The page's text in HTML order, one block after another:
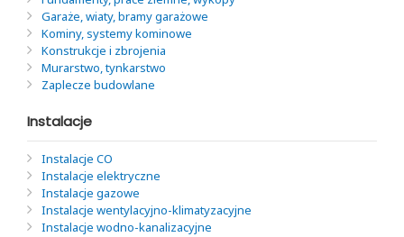
Garaże, wiaty, bramy garażowe
Kominy, systemy kominowe
Konstrukcje i zbrojenia
Murarstwo, tynkarstwo
Zaplecze budowlane
Instalacje
Instalacje CO
Instalacje elektryczne
Instalacje gazowe
Instalacje wentylacyjno-klimatyzacyjne
Instalacje wodno-kanalizacyjne